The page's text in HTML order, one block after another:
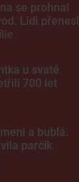
se prohnal
Lidi přenesl
u svaté
700 let
a bublá.
parčík